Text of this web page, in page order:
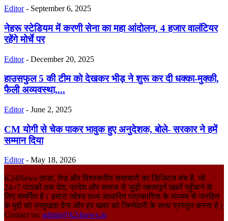
Editor - September 6, 2025
नेहरू स्टेडियम में करणी सेना का महा आंदोलन, 4 हजार वालंटियर
रहेंगे मोर्चे पर
Editor - December 20, 2025
हाउसफुल 5 की टीम को देखकर भीड़ ने शुरू कर दी धक्का-मुक्की,
फैली अव्यवस्था,...
Editor - June 2, 2025
CM योगी से चेक पाकर भावुक हुए अनुदेशक, बोले- सरकार ने हमें
सम्मान दिया
Editor - May 18, 2026
K24News ताज़ा, तेज़ और विश्वसनीय समाचारों का डिजिटल मंच है, जो
24×7 पाठकों तक देश, प्रदेश और समाज से जुड़ी महत्वपूर्ण खबरें पहुँचाने के
लिए समर्पित है। हमारा उद्देश्य तथ्य आधारित पत्रकारिता के माध्यम से जनहित
के मुद्दों को प्रमुखता देना और हर खबर को जिम्मेदारी के साथ प्रस्तुत करना है।
Contact us: admin@k24news.in